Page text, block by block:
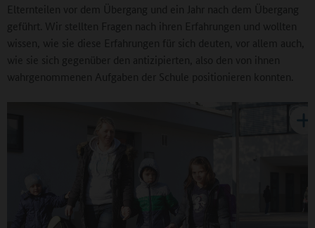
Elternteilen vor dem Übergang und ein Jahr nach dem Übergang
geführt. Wir stellten Fragen nach ihren Erfahrungen und wollten
wissen, wie sie diese Erfahrungen für sich deuten, vor allem auch,
wie sie sich gegenüber den antizipierten, also den von ihnen
wahrgenommenen Aufgaben der Schule positionieren konnten.